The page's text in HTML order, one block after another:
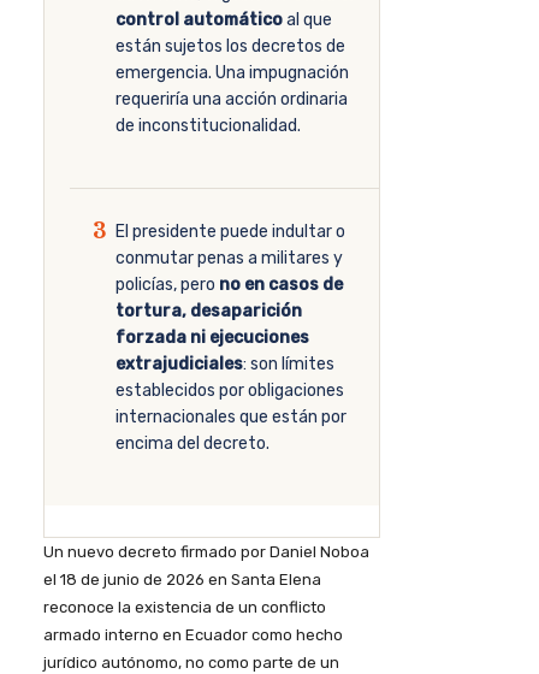
control automáticoal que
están sujetos los decretos de
emergencia. Una impugnación
requeriría una acción ordinaria
de inconstitucionalidad.
3 El presidente puede indultar o
conmutar penas a militares y
policías, pero no en casos de
tortura, desaparición
forzada ni ejecuciones
extrajudiciales: son límites
establecidos por obligaciones
internacionales que están por
encima del decreto.
Un nuevo decreto firmado por Daniel Noboa
el 18 de junio de 2026 en Santa Elena
reconoce la existencia de un conflicto
armado interno en Ecuador como hecho
jurídico autónomo, no como parte de un